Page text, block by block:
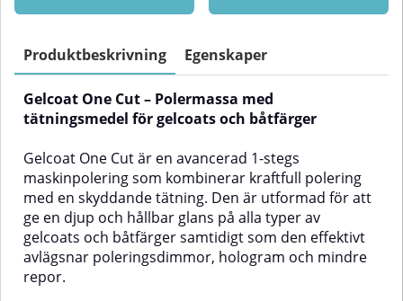
slitna gelcoatytskikt samt
oxidering, djupa repor och
kraftiga skavmärken, exempelvis
som första steg i en
poleringsprocess där kraftfull
rekonditionering
krävs.Produkten fungerar även
utmärkt på mörka gelcoats och
färger och har låg damm- och
sprayutveckling för en renare och
mer effektiv arbetsmiljö. Gelcoat
Ultra Heavy Cut är fri från
silikonoljor och säker att använda
inför efterföljande
ytbehandlingar och
arbetsmoment. Den kombinerar
ta bort hologram, polerrester och
fina repor, tillsammans med
skyddar ytan. Perfekt för mörka
och känsliga gelcoats eller
båtfärger där finishen är extra
viktig.✅ Fördelar med Gelcoat
Micro Cut & FinishPolerar och
skyddar i ett steg – sparar tid och
ger professionellt resultat.Briljant,
spegelblank glans – även under
stark belysning och på mörka
färger.Lättarbetad – dammfri, lätt
att torka av.Tidsbesparande –
Produktbeskrivning Egenskaper
Gelcoat One Cut – Polermassa med
tätningsmedel för gelcoats och båtfärger
Gelcoat One Cut är en avancerad 1-stegs
maskinpolering som kombinerar kraftfull polering
med en skyddande tätning. Den är utformad för att
ge en djup och hållbar glans på alla typer av
gelcoats och båtfärger samtidigt som den effektivt
avlägsnar poleringsdimmor, hologram och mindre
repor.